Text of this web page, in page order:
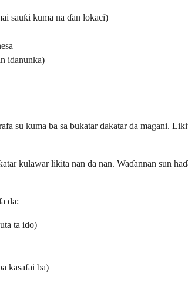
sauƙi kuma na ɗan lokaci)
idanunka)
su kuma ba sa buƙatar dakatar da magani.
kulawar likita nan da nan. Waɗannan sun
da:
ta ido)
kasafai ba)